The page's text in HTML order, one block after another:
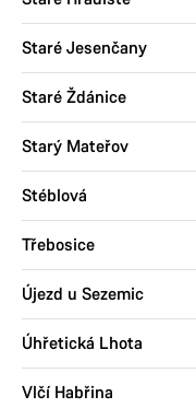
Staré Jesenčany
Staré Ždánice
Starý Mateřov
Stéblová
Třebosice
Újezd u Sezemic
Úhřetická Lhota
Vlčí Habřina